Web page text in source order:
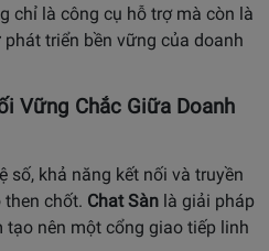
chỉ là công cụ hỗ trợ mà còn là
triển bền vững của doanh
Vững Chắc Giữa Doanh
số, khả năng kết nối và truyền
chốt. Chat Sàn là giải pháp
nên một cổng giao tiếp linh